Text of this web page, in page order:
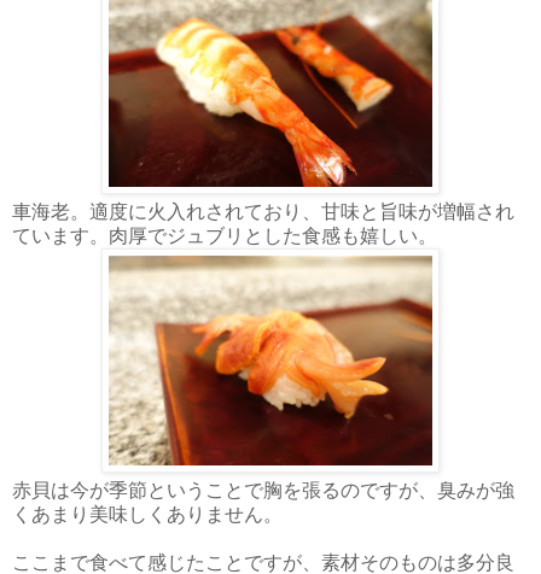
車海老。適度に火入れされており、甘味と旨味が増幅され
ています。肉厚でジュブリとした食感も嬉しい。
赤貝は今が季節ということで胸を張るのですが、臭みが強
くあまり美味しくありません。
ここまで食べて感じたことですが、素材そのものは多分良